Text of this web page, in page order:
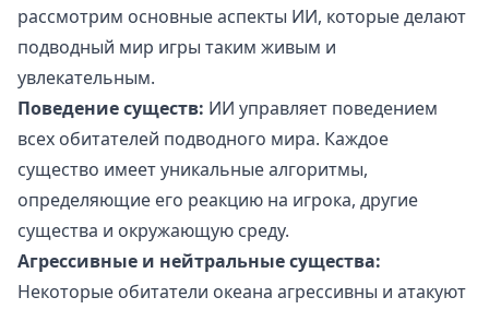
рассмотрим основные аспекты ИИ, которые делают
подводный мир игры таким живым и
увлекательным.
Поведение существ: ИИ управляет поведением
всех обитателей подводного мира. Каждое
существо имеет уникальные алгоритмы,
определяющие его реакцию на игрока, другие
существа и окружающую среду.
Агрессивные и нейтральные существа:
Некоторые обитатели океана агрессивны и атакуют